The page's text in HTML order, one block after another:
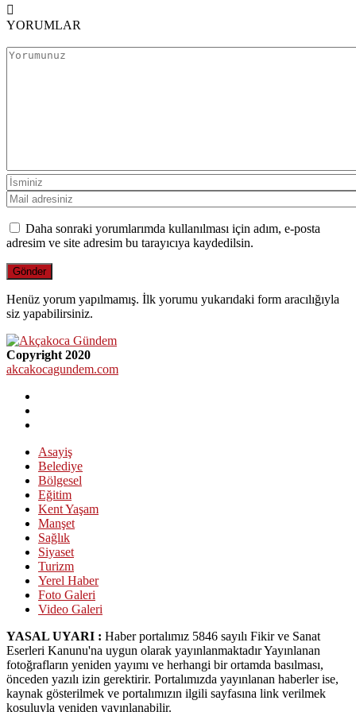
YORUMLAR
Daha sonraki yorumlarımda kullanılması için adım, e-posta
adresim ve site adresim bu tarayıcıya kaydedilsin.
Henüz yorum yapılmamış. İlk yorumu yukarıdaki form aracılığıyla
siz yapabilirsiniz.
Copyright 2020
akcakocagundem.com
Asayiş
Belediye
Bölgesel
Eğitim
Kent Yaşam
Manşet
Sağlık
Siyaset
Turizm
Yerel Haber
Foto Galeri
Video Galeri
YASAL UYARI : Haber portalımız 5846 sayılı Fikir ve Sanat
Eserleri Kanunu'na uygun olarak yayınlanmaktadır Yayınlanan
fotoğrafların yeniden yayımı ve herhangi bir ortamda basılması,
önceden yazılı izin gerektirir. Portalımızda yayınlanan haberler ise,
kaynak gösterilmek ve portalımızın ilgili sayfasına link verilmek
koşuluyla yeniden yayınlanabilir.